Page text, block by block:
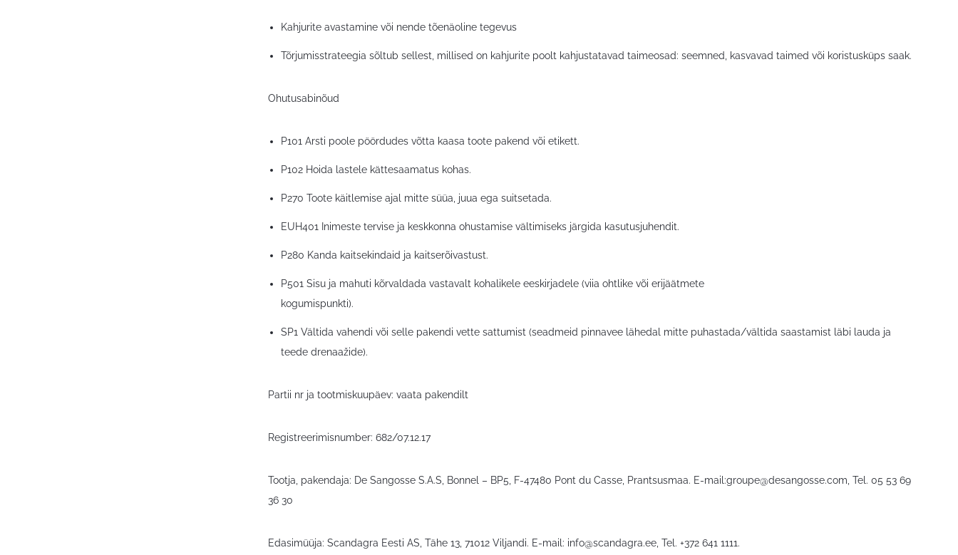
Kahjurite avastamine või nende tõenäoline tegevus
Tõrjumisstrateegia sõltub sellest, millised on kahjurite poolt kahjustatavad taimeosad: seemned, kasvavad taimed või koristusküps saak.
Ohutusabinõud
P101 Arsti poole pöördudes võtta kaasa toote pakend või etikett.
P102 Hoida lastele kättesaamatus kohas.
P270 Toote käitlemise ajal mitte süüa, juua ega suitsetada.
EUH401 Inimeste tervise ja keskkonna ohustamise vältimiseks järgida kasutusjuhendit.
P280 Kanda kaitsekindaid ja kaitserõivastust.
P501 Sisu ja mahuti kõrvaldada vastavalt kohalikele eeskirjadele (viia ohtlike või erijäätmete
kogumispunkti).
SP1 Vältida vahendi või selle pakendi vette sattumist (seadmeid pinnavee lähedal mitte puhastada/vältida saastamist läbi lauda ja
teede drenaažide).
Partii nr ja tootmiskuupäev: vaata pakendilt
Registreerimisnumber: 682/07.12.17
Tootja, pakendaja: De Sangosse S.A.S, Bonnel – BP5, F-47480 Pont du Casse, Prantsusmaa. E-mail:groupe@desangosse.com , Tel. 05 53 69
36 30
Edasimüüja: Scandagra Eesti AS, Tähe 13, 71012 Viljandi. E-mail: info@scandagra.ee , Tel. +372 641 1111.